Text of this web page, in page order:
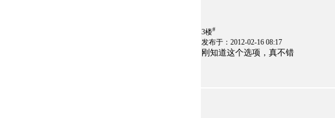
3楼#
发布于：2012-02-16 08:17
刚知道这个选项，真不错